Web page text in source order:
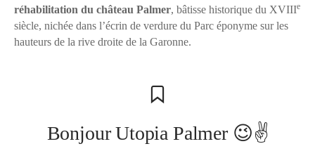
réhabilitation du château Palmer, bâtisse historique du XVIIIe
siècle, nichée dans l’écrin de verdure du Parc éponyme sur les
hauteurs de la rive droite de la Garonne.
Bonjour Utopia Palmer 😉✌️